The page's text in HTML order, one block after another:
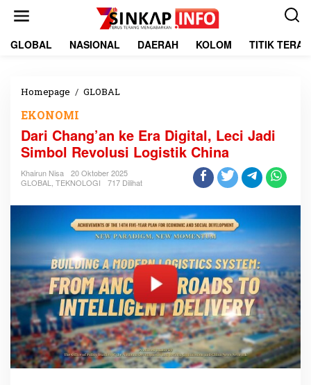
GLOBAL NASIONAL DAERAH KOLOM TITIK
Homepage / GLOBAL
i
C
h
a
n
’
a
n
k
e
E
r
a
D
i
g
i
t
a
EKONOMI
Dari Chang’an ke Era Digital, Leci Jadi
Simbol Revolusi Logistik China
Khairun Nisa
20 Oktober 2025
GLOBAL
TEKNOLOGI 717 Dilihat